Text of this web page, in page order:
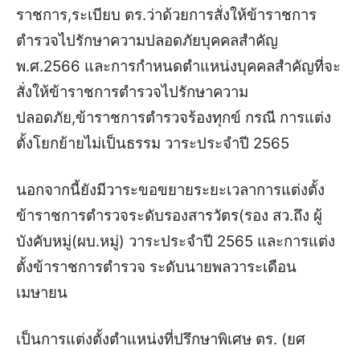
ราชการ,ระเบียบ ตร.ว่าด้วยการสั่งให้ข้าราชการ
ตำรวจไปรักษาความปลอดภัยบุคคลสำคัญ
พ.ศ.2566 และการกำหนดตำแหน่งบุคคลสำคัญที่จะ
สั่งให้ข้าราชการตำรวจไปรักษาความ
ปลอดภัย,ข้าราชการตำรวจร้องทุกข์ กรณี การแต่ง
ตั้งโยกย้ายไม่เป็นธรรม วาระประจำปี 2565
นอกจากนี้ยังมีวาระขอขยายระยะเวลาการแต่งตั้ง
ข้าราชการตำรวจระดับรองสารวัตร(รอง สว.ถึง ผู้
บังคับหมู่(ผบ.หมู่) วาระประจำปี 2565 และการแต่ง
ตั้งข้าราชการตำรวจ ระดับนายพลวาระเดือน
เมษายน
เป็นการแต่งตั้งตำแหน่งที่ปรึกษาพิเศษ ตร. (ยศ